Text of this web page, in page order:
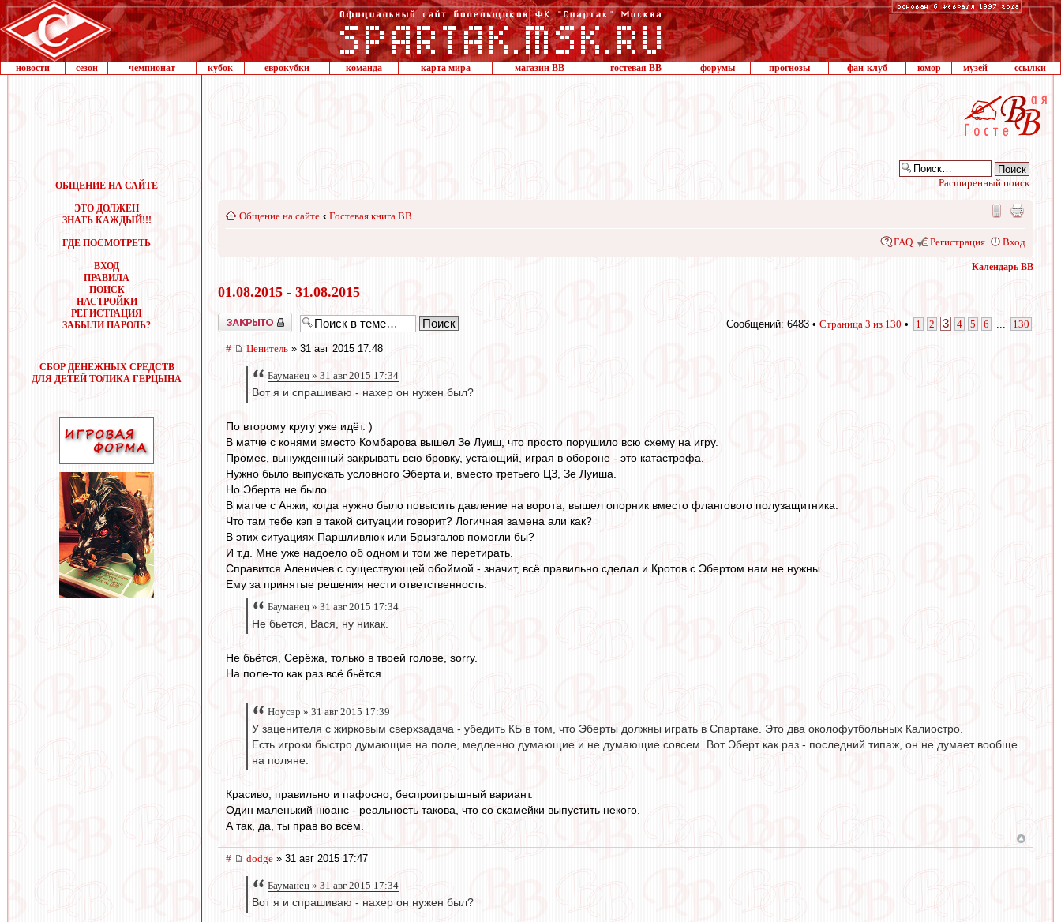
новости сезон чемпионат кубок еврокубки команда карта мира магазин ВВ гостевая ВВ форумы прогнозы фан-клуб юмор музей ссылки
ОБЩЕНИЕ НА САЙТЕ
ЭТО ДОЛЖЕН
ЗНАТЬ КАЖДЫЙ!!!
ГДЕ ПОСМОТРЕТЬ
ВХОД
ПРАВИЛА
ПОИСК
НАСТРОЙКИ
РЕГИСТРАЦИЯ
ЗАБЫЛИ ПАРОЛЬ?
СБОР ДЕНЕЖНЫХ СРЕДСТВ
ДЛЯ ДЕТЕЙ ТОЛИКА ГЕРЦЫНА
Расширенный поиск
Общение на сайте ‹ Гостевая книга ВВ
FAQ Регистрация Вход
Календарь ВВ
01.08.2015 - 31.08.2015
Закрыто Сообщений: 6483 • Страница 3 из 130 • 1 2 3 4 5 6 130
# Ценитель » 31 авг 2015 17:48
Бауманец » 31 авг 2015 17:34
Вот я и спрашиваю - нахер он нужен был?
По второму кругу уже идёт. )
В матче с конями вместо Комбарова вышел Зе Луиш, что просто порушило всю схему на игру.
Промес, вынужденный закрывать всю бровку, устающий, играя в обороне - это катастрофа.
Нужно было выпускать условного Эберта и, вместо третьего ЦЗ, Зе Луиша.
Но Эберта не было.
В матче с Анжи, когда нужно было повысить давление на ворота, вышел опорник вместо флангового полузащитника.
Что там тебе кэп в такой ситуации говорит? Логичная замена али как?
В этих ситуациях Паршливлюк или Брызгалов помогли бы?
И т.д. Мне уже надоело об одном и том же перетирать.
Справится Аленичев с существующей обоймой - значит, всё правильно сделал и Кротов с Эбертом нам не нужны.
Ему за принятые решения нести ответственность.
Бауманец » 31 авг 2015 17:34
Не бьется, Вася, ну никак.
Не бьётся, Серёжа, только в твоей голове, sorry.
На поле-то как раз всё бьётся.
Ноусэр » 31 авг 2015 17:39
У заценителя с жирковым сверхзадача - убедить КБ в том, что Эберты должны играть в Спартаке. Это два околофутбольных Калиостро.
Есть игроки быстро думающие на поле, медленно думающие и не думающие совсем. Вот Эберт как раз - последний типаж, он не думает вообще
на поляне.
Красиво, правильно и пафосно, беспроигрышный вариант.
Один маленький нюанс - реальность такова, что со скамейки выпустить некого.
А так, да, ты прав во всём.
# dodge » 31 авг 2015 17:47
Бауманец » 31 авг 2015 17:34
Вот я и спрашиваю - нахер он нужен был?